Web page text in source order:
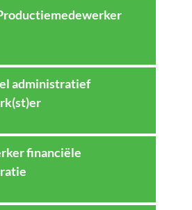
administratief
financiële